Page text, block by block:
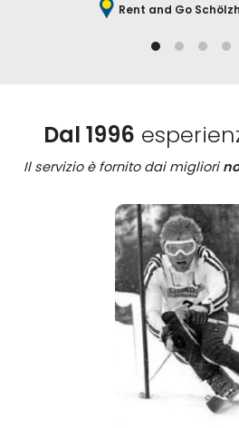
Rent and Go
Dal 1996
Il servizio è fornito dai migliori